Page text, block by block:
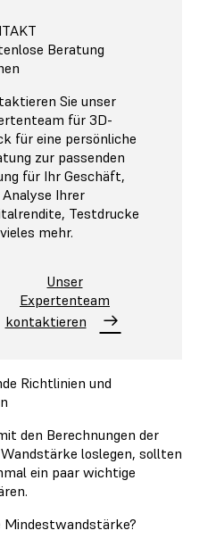
Beratung
Sie unser
für 3D-
für eine persönliche
zur passenden
für Ihr Geschäft,
Analyse Ihrer
Testdrucke
mehr.
Unser
Expertenteam
kontaktieren
Richtlinien und
den Berechnungen der
loslegen, sollten
ein paar wichtige
Mindestwandstärke?